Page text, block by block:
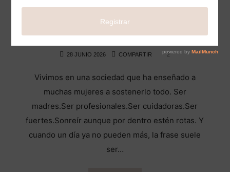
Ella no está siendo “débil”… quizás está
luchando contra una depresión
BLOG HISTORIAS QUE INSPIRAN LIFE
28 JUNIO 2026 COMPARTIR 2
Vivimos en una sociedad que ha enseñado a
muchas mujeres a sostenerlo todo. Ser
madres.Ser profesionales.Ser cuidadoras.Ser
fuertes.Sonreír aunque por dentro estén rotas. Y
cuando un día ya no pueden más, la frase suele
ser…